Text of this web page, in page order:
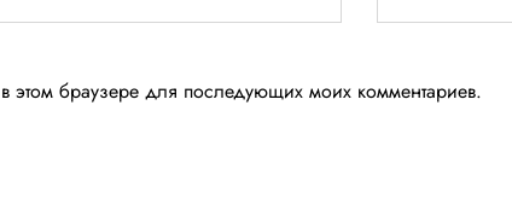
этом браузере для последующих моих комментариев.